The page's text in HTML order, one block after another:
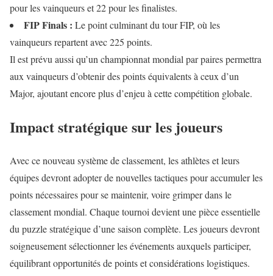
pour les vainqueurs et 22 pour les finalistes.
FIP Finals : Le point culminant du tour FIP, où les
vainqueurs repartent avec 225 points.
Il est prévu aussi qu’un championnat mondial par paires permettra
aux vainqueurs d’obtenir des points équivalents à ceux d’un
Major, ajoutant encore plus d’enjeu à cette compétition globale.
Impact stratégique sur les joueurs
Avec ce nouveau système de classement, les athlètes et leurs
équipes devront adopter de nouvelles tactiques pour accumuler les
points nécessaires pour se maintenir, voire grimper dans le
classement mondial. Chaque tournoi devient une pièce essentielle
du puzzle stratégique d’une saison complète. Les joueurs devront
soigneusement sélectionner les événements auxquels participer,
équilibrant opportunités de points et considérations logistiques.